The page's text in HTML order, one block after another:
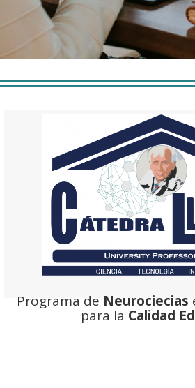
Programa de Neurociecias
para la Calidad